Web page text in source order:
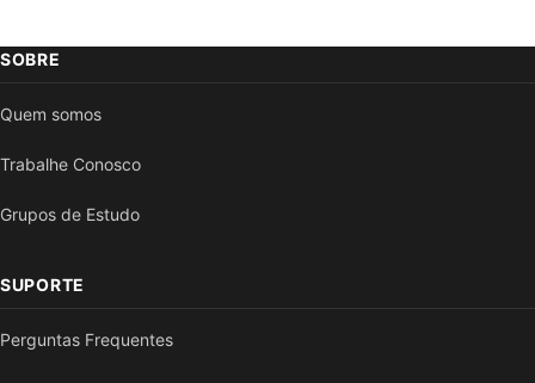
SOBRE
Quem somos
Trabalhe Conosco
Grupos de Estudo
SUPORTE
Perguntas Frequentes